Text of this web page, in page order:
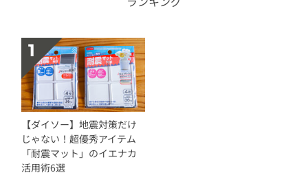
【ダイソー】地震対策だけ
じゃない！超優秀アイテム
「耐震マット」のイエナカ
活用術6選